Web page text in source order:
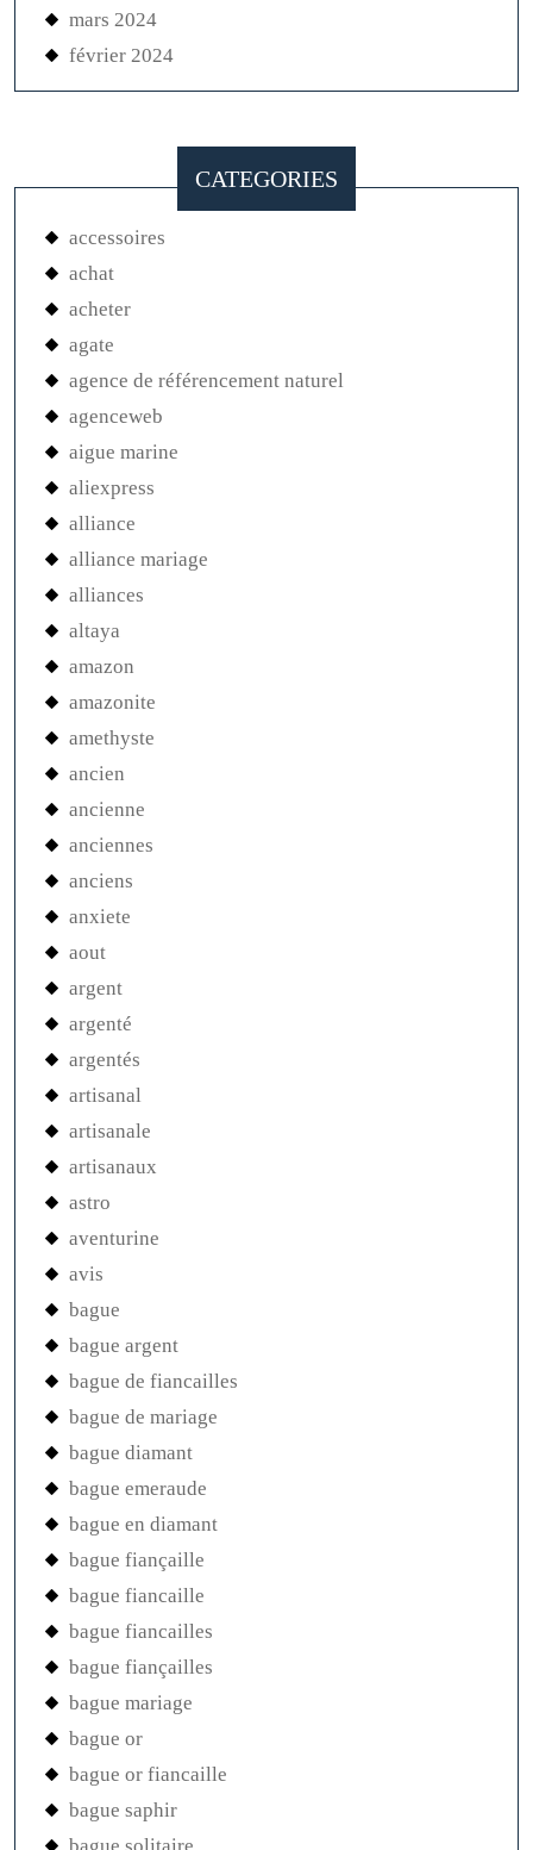
mars 2024
février 2024
CATEGORIES
accessoires
achat
acheter
agate
agence de référencement naturel
agenceweb
aigue marine
aliexpress
alliance
alliance mariage
alliances
altaya
amazon
amazonite
amethyste
ancien
ancienne
anciennes
anciens
anxiete
aout
argent
argenté
argentés
artisanal
artisanale
artisanaux
astro
aventurine
avis
bague
bague argent
bague de fiancailles
bague de mariage
bague diamant
bague emeraude
bague en diamant
bague fiançaille
bague fiancaille
bague fiancailles
bague fiançailles
bague mariage
bague or
bague or fiancaille
bague saphir